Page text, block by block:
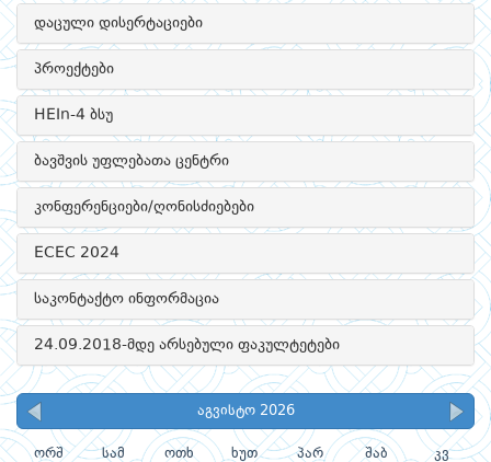
დაცული დისერტაციები
პროექტები
HEIn-4 ბსუ
ბავშვის უფლებათა ცენტრი
კონფერენციები/ღონისძიებები
ECEC 2024
საკონტაქტო ინფორმაცია
24.09.2018-მდე არსებული ფაკულტეტები
აგვისტო 2026
ორშ სამ ოთხ ხუთ პარ შაბ კვ